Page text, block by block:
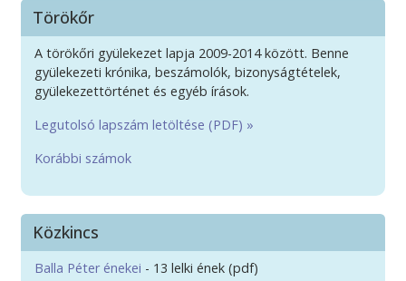
Törökőr
A törökőri gyülekezet lapja 2009-2014 között. Benne
gyülekezeti krónika, beszámolók, bizonyságtételek,
gyülekezettörténet és egyéb írások.
Legutolsó lapszám letöltése (PDF) »
Korábbi számok
Közkincs
Balla Péter énekei - 13 lelki ének (pdf)